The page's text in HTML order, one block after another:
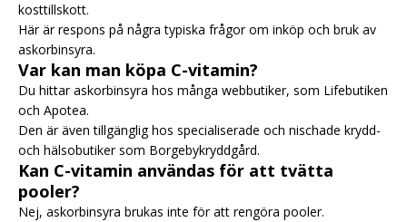
kosttillskott.
Här är respons på några typiska frågor om inköp och bruk av
askorbinsyra.
Var kan man köpa C-vitamin?
Du hittar askorbinsyra hos många webbutiker, som Lifebutiken
och Apotea.
Den är även tillgänglig hos specialiserade och nischade krydd-
och hälsobutiker som Borgebykryddgård.
Kan C-vitamin användas för att tvätta
pooler?
Nej, askorbinsyra brukas inte för att rengöra pooler.